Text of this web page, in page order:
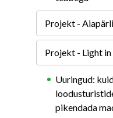
Projekt -
Projekt - Light
Uuringud:
pikendada